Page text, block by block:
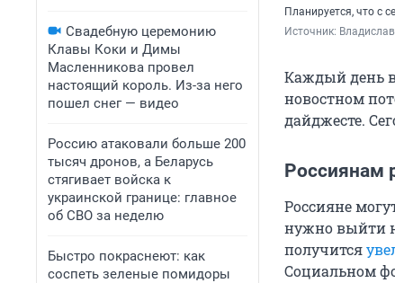
Свадебную церемонию
Клавы Коки и Димы
Масленникова провел
настоящий король. Из-за него
пошел снег — видео
Россию атаковали больше 200
тысяч дронов, а Беларусь
стягивает войска к
украинской границе: главное
об СВО за неделю
Быстро покраснеют: как
соспеть зеленые помидоры
Планируется, что с
Источник:
Каждый день
новостном
дайджесте.
Россиянам
Россияне
нужно выйти
получится
Социальном